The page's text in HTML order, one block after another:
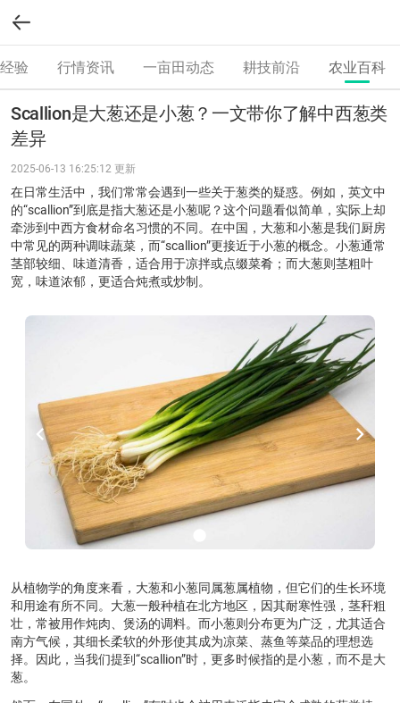
验 行情资讯 一亩田动态 耕技前沿 农业百科
Scallion是大葱还是小葱？一文带你了解中西葱类
差异
2025-06-13 16:25:12 更新
在日常生活中，我们常常会遇到一些关于葱类的疑惑。例如，英文中
的“scallion”到底是指大葱还是小葱呢？这个问题看似简单，实际上却
牵涉到中西方食材命名习惯的不同。在中国，大葱和小葱是我们厨房
中常见的两种调味蔬菜，而“scallion”更接近于小葱的概念。小葱通常
茎部较细、味道清香，适合用于凉拌或点缀菜肴；而大葱则茎粗叶
宽，味道浓郁，更适合炖煮或炒制。
chevron_left chevron_right
从植物学的角度来看，大葱和小葱同属葱属植物，但它们的生长环境
和用途有所不同。大葱一般种植在北方地区，因其耐寒性强，茎秆粗
壮，常被用作炖肉、煲汤的调料。而小葱则分布更为广泛，尤其适合
南方气候，其细长柔软的外形使其成为凉菜、蒸鱼等菜品的理想选
择。因此，当我们提到“scallion”时，更多时候指的是小葱，而不是大
葱。